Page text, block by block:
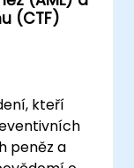
(CTF)
kteří
peněz a